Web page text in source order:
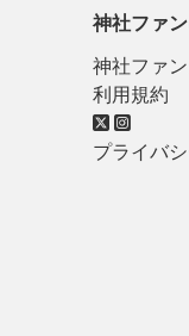
神社ファ
神社ファ
利用規約
プライバ